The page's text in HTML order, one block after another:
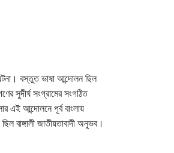
বস্তুত ভাষা আন্দোলন ছিল
সুদীর্ঘ সংগ্রামের সংগঠিত
এই আন্দোলনে পূর্ব বাংলায়
বাঙ্গালী জাতীয়তাবাদী অনুভব।